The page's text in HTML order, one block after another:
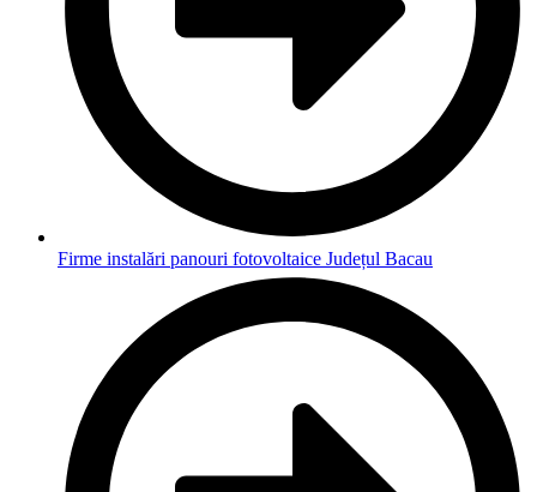
Firme instalări panouri fotovoltaice Județul Bacau